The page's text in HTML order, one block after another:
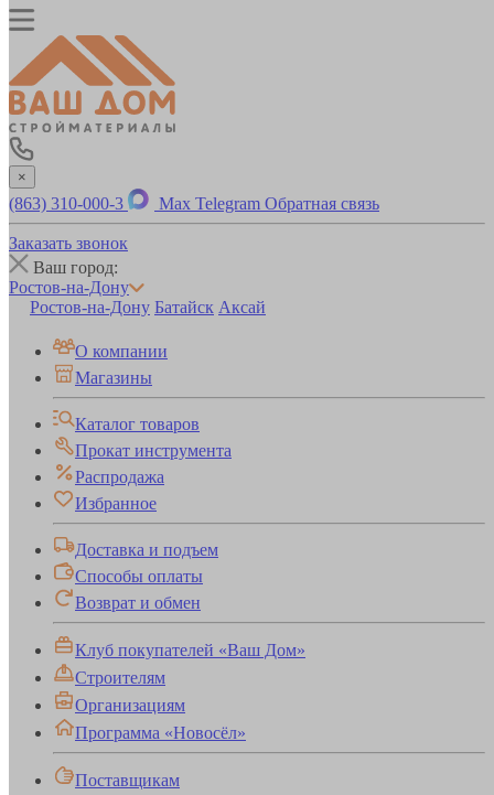
×
(863) 310-000-3 Max Telegram Обратная связь
Заказать звонок
Ваш город:
Ростов-на-Дону
Ростов-на-Дону Батайск Аксай
О компании
Магазины
Каталог товаров
Прокат инструмента
Распродажа
Избранное
Доставка и подъем
Способы оплаты
Возврат и обмен
Клуб покупателей «Ваш Дом»
Строителям
Организациям
Программа «Новосёл»
Поставщикам